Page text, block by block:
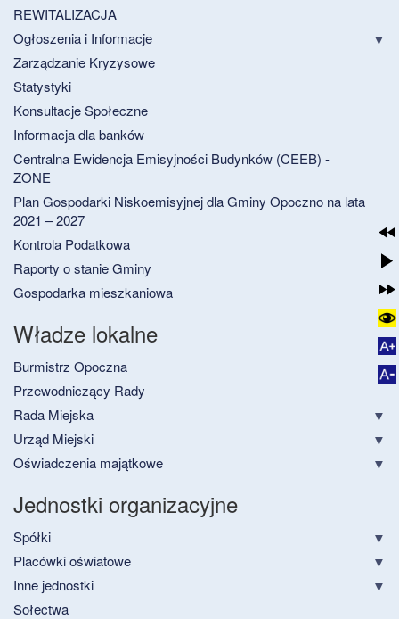
REWITALIZACJA
Ogłoszenia i Informacje
Zarządzanie Kryzysowe
Statystyki
Konsultacje Społeczne
Informacja dla banków
Centralna Ewidencja Emisyjności Budynków (CEEB) -
ZONE
Plan Gospodarki Niskoemisyjnej dla Gminy Opoczno na lata
2021 – 2027
Kontrola Podatkowa
Raporty o stanie Gminy
Gospodarka mieszkaniowa
Władze lokalne
Burmistrz Opoczna
Przewodniczący Rady
Rada Miejska
Urząd Miejski
Oświadczenia majątkowe
Jednostki organizacyjne
Spółki
Placówki oświatowe
Inne jednostki
Sołectwa